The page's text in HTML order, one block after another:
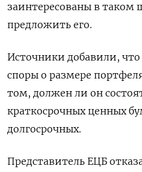
заинтересованы в таком
предложить его.
Источники добавили, что
споры о размере
том, должен ли он
краткосрочных ценных
долгосрочных.
Представитель ЕЦБ